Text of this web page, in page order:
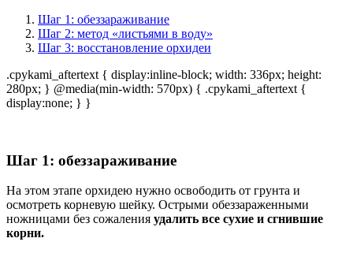
Шаг 1: обеззараживание
Шаг 2: метод «листьями в воду»
Шаг 3: восстановление орхидеи
.cpykami_aftertext { display:inline-block; width: 336px; height:
280px; } @media(min-width: 570px) { .cpykami_aftertext {
display:none; } }
Шаг 1: обеззараживание
На этом этапе орхидею нужно освободить от грунта и
осмотреть корневую шейку. Острыми обеззараженными
ножницами без сожаления удалить все сухие и сгнившие
корни.